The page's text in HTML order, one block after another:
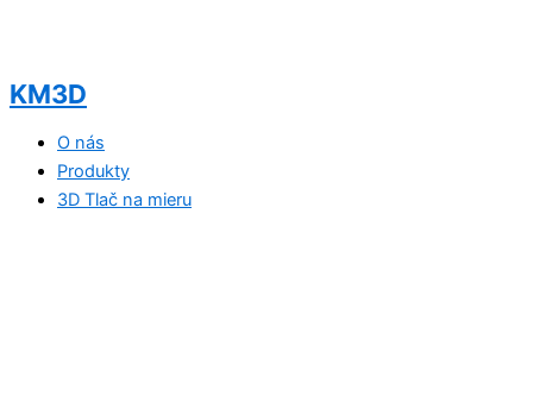
KM3D
O nás
Produkty
3D Tlač na mieru